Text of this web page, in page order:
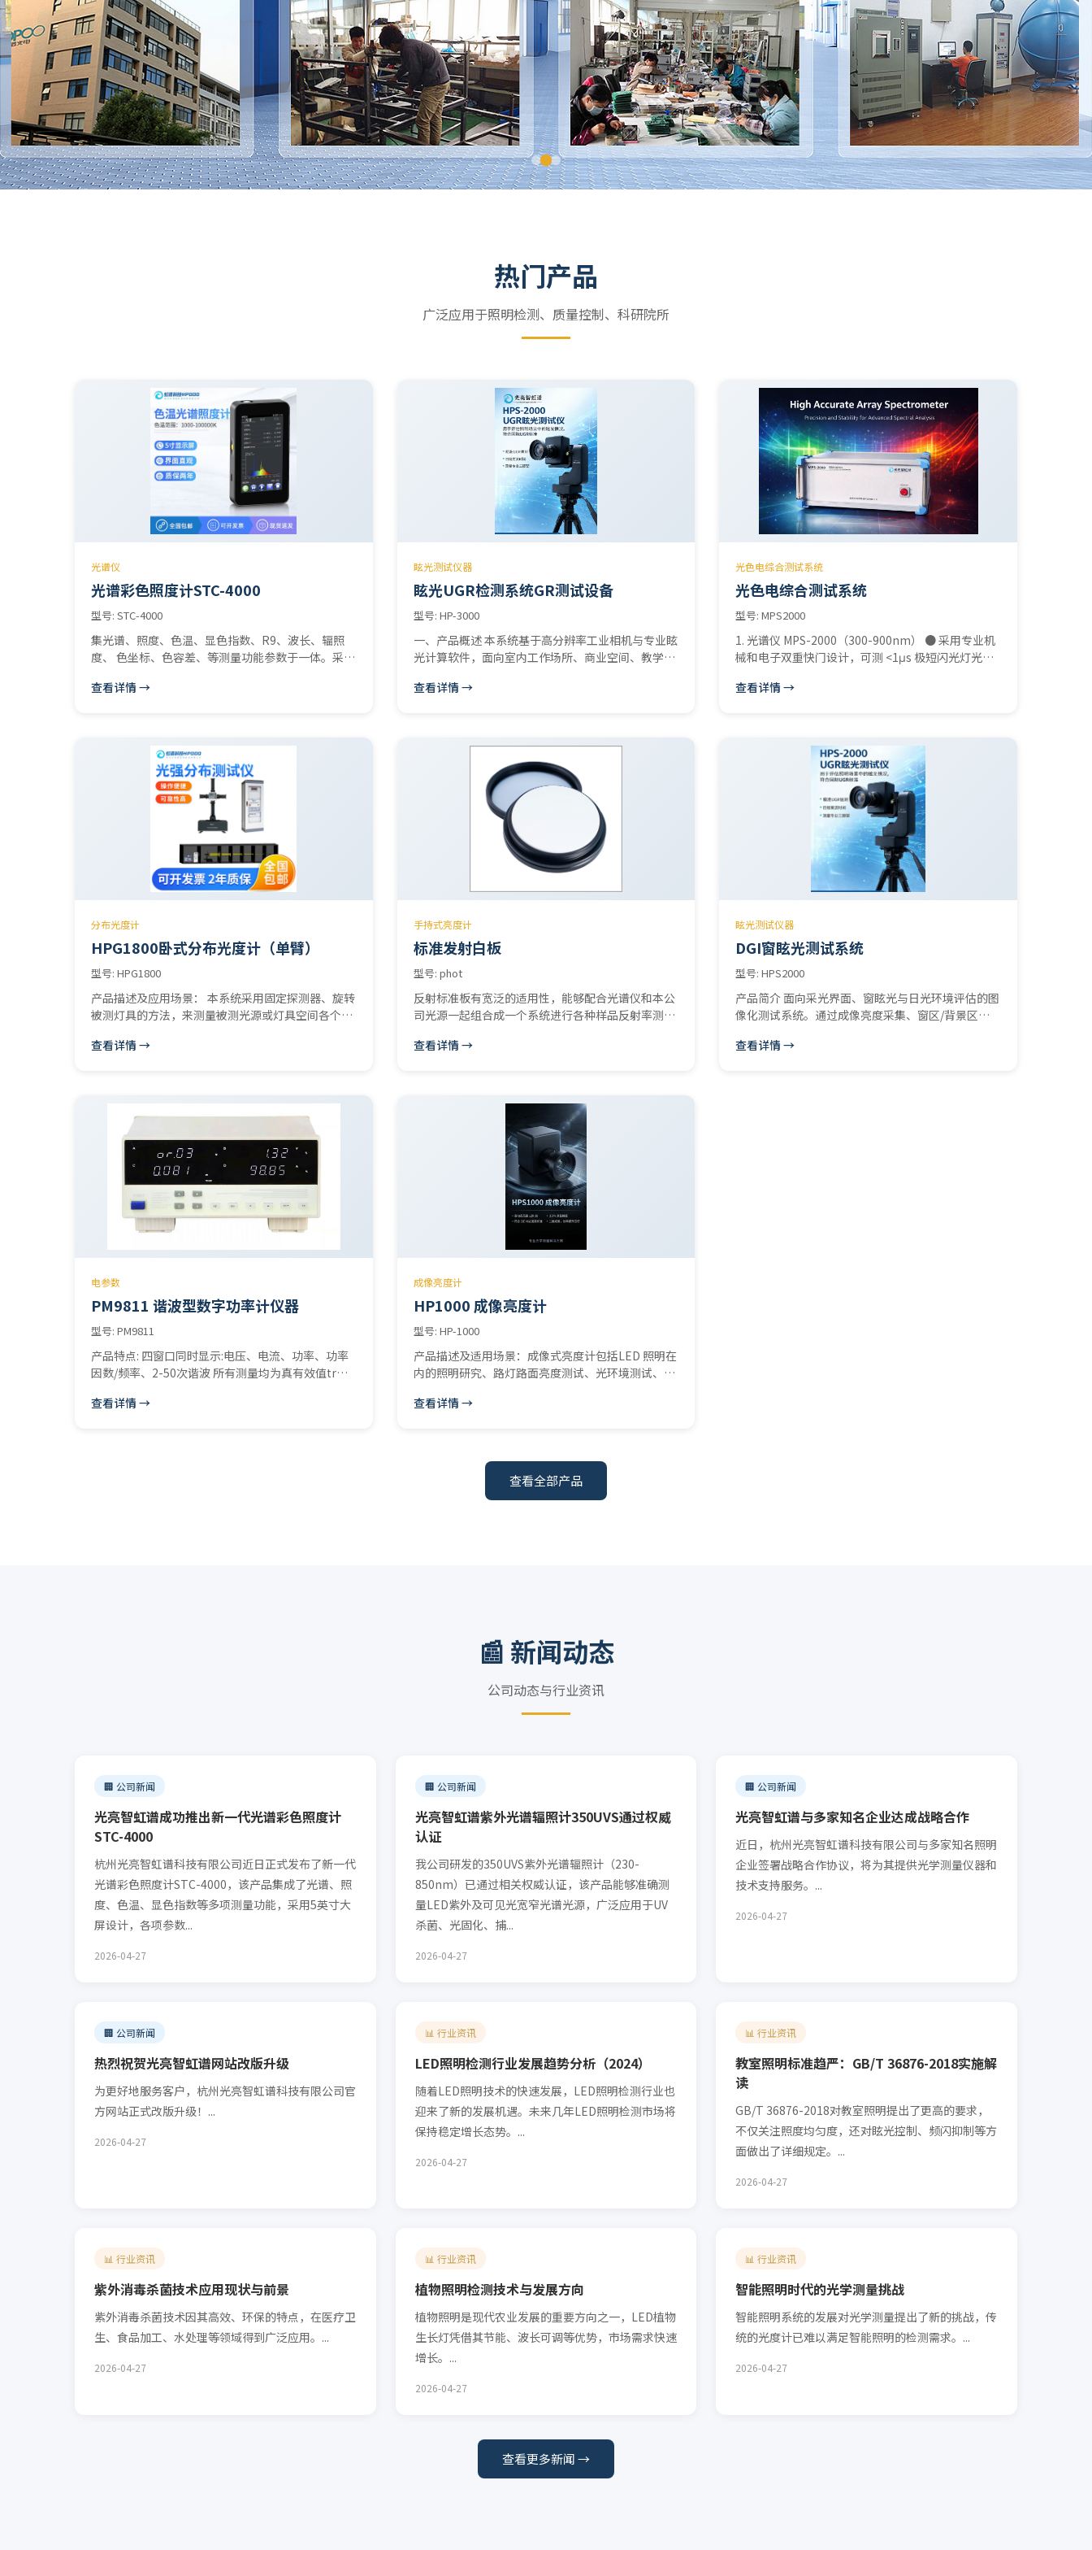
热门产品
广泛应用于照明检测、质量控制、科研院所
光谱仪
光谱彩色照度计STC-4000
型号: STC-4000
集光谱、照度、色温、显色指数、R9、波长、辐照
度、 色坐标、色容差、等测量功能参数于一体。采用
快捷。可测量LED等宽光谱光源 、也可以测量家用和
u,v,R1-R15,坐标 u',v',红色比 (%),峰值波长 (nm),绿
色比 (%),半宽度 (nm)蓝色比 (%)中心波长 (nm)明暗
视觉比S/P照度 (lx)CIE1931色度图烛光 (fc)CIE1960
色度图显色指数 CRI (Ra)CIE1976色度图色容差
SDCM色容差椭圆图型色纯度 (%）显色指数圆型图主
波长 (nm）光谱功率分布质心波长 (nm)CIE1931
查看详情 →
眩光测试仪器
眩光UGR检测系统GR测试设备
型号: HP-3000
一、产品概述 本系统基于高分辨率工业相机与专业眩
光计算软件，面向室内工作场所、商业空间、教学场
UGR（Unified Glare Rating，统一眩光值）室内眩
具识别与全自动 PDF 报告输出，为灯具厂家、工程
公司、第三方检测机构和甲方验收提供快速、客观、
可追溯的眩光测试解决方案。 产品名称：室内 / 体育
场馆 眩光测试系统（UGR / GR 综合测试仪） 产品型
号：HPS3000 生产单位：杭州光亮智虹谱科技有限
查看详情 →
光色电综合测试系统
光色电综合测试系统
型号: MPS2000
1. 光谱仪 MPS-2000（300-900nm） ● 采用专业机
械和电子双重快门设计，可测 <1μs 极短闪光灯光
HAMAMATSU（日本滨松）高灵敏度背照式精密阵列
通量、色品坐标、显色指数Ra/Ri、TM-30、电压/电
流/功率等参数。 植物灯光色电综合测度系统
查看详情 →
分布光度计
HPG1800卧式分布光度计（单臂）
型号: HPG1800
产品描述及应用场景： 本系统采用固定探测器、旋转
被测灯具的方法，来测量被测光源或灯具空间各个方
道路灯具、投光灯具、室内灯具、户外灯具等各种和
查看详情 →
手持式亮度计
标准发射白板
型号: phot
反射标准板有宽泛的适用性，能够配合光谱仪和本公
司光源一起组合成一个系统进行各种样品反射率测
率，陶瓷，毛面玻璃，塑料等等。 标准白板是用于反
用于紫外-可见-近红外（200-2500 nm）宽光谱谱
段，能够提供全谱段98%以上的反射率，是光谱测量
的必备附件之一。 当光线照射到白板表面，材料表面
产生Lambertian反射。光线扩散（diffuse）均匀。
白板外部嵌在一个外壳材料为阳极氧化铝盒里面，并
有带螺纹的盖子。具有防水、稳定性好的特性，在深
紫外应用下也没问题。 使用提示： 1、STD-WS表面
为PTFE材料，防止灰尘和手触摸。避免水洗。 2、
正常使用中难免污染材料表面，所以尽管小心保护，
但是长久使用仍然有可能导致表面污染。所以建议您
标准板采用PTFE材料，相对价格低廉的硫酸钡材
料，PTFE能够获得更好的Lambertian反射表面，更
高的反射率; 2、能获得更稳定的材质不会因为与空气
发生氧化反应而发黄变质; 3、轻微损坏和污染能够通
过表面打磨修复。
查看详情 →
眩光测试仪器
DGI窗眩光测试系统
型号: HPS2000
产品简介 面向采光界面、窗眩光与日光环境评估的图
像化测试系统。通过成像亮度采集、窗区/背景区分
适用场景 • 办公建筑窗眩光评估 • 学校、医院、科
查看详情 →
电参数
PM9811 谐波型数字功率计仪器
型号: PM9811
产品特点: 四窗口同时显示:电压、电流、功率、功率
因数/频率、2-50次谐波 所有测量均为真有效值trms
RS232通讯接口 标配谐波测试软件 适用于生产线测
查看详情 →
成像亮度计
HP1000 成像亮度计
型号: HP-1000
产品描述及适用场景：成像式亮度计包括LED 照明在
内的照明研究、路灯路面亮度测试、光环境测试、
上任一点的亮度,任一范围内亮度的平均值、最大值、
其他光源的亮度、亮度分布及均匀度。
查看详情 →
查看全部产品
📰 新闻动态
公司动态与行业资讯
🏢 公司新闻
光亮智虹谱成功推出新一代光谱彩色照度计
STC-4000
杭州光亮智虹谱科技有限公司近日正式发布了新一代
光谱彩色照度计STC-4000，该产品集成了光谱、照
度、色温、显色指数等多项测量功能，采用5英寸大
屏设计，各项参数...
2026-04-27
🏢 公司新闻
光亮智虹谱紫外光谱辐照计350UVS通过权威
认证
我公司研发的350UVS紫外光谱辐照计（230-
850nm）已通过相关权威认证，该产品能够准确测
量LED紫外及可见光宽窄光谱光源，广泛应用于UV
杀菌、光固化、捕...
2026-04-27
🏢 公司新闻
光亮智虹谱与多家知名企业达成战略合作
近日，杭州光亮智虹谱科技有限公司与多家知名照明
企业签署战略合作协议，将为其提供光学测量仪器和
技术支持服务。...
2026-04-27
🏢 公司新闻
热烈祝贺光亮智虹谱网站改版升级
为更好地服务客户，杭州光亮智虹谱科技有限公司官
方网站正式改版升级！...
2026-04-27
📊 行业资讯
LED照明检测行业发展趋势分析（2024）
随着LED照明技术的快速发展，LED照明检测行业也
迎来了新的发展机遇。未来几年LED照明检测市场将
保持稳定增长态势。...
2026-04-27
📊 行业资讯
教室照明标准趋严：GB/T 36876-2018实施解
读
GB/T 36876-2018对教室照明提出了更高的要求，
不仅关注照度均匀度，还对眩光控制、频闪抑制等方
面做出了详细规定。...
2026-04-27
📊 行业资讯
紫外消毒杀菌技术应用现状与前景
紫外消毒杀菌技术因其高效、环保的特点，在医疗卫
生、食品加工、水处理等领域得到广泛应用。...
2026-04-27
📊 行业资讯
植物照明检测技术与发展方向
植物照明是现代农业发展的重要方向之一，LED植物
生长灯凭借其节能、波长可调等优势，市场需求快速
增长。...
2026-04-27
📊 行业资讯
智能照明时代的光学测量挑战
智能照明系统的发展对光学测量提出了新的挑战，传
统的光度计已难以满足智能照明的检测需求。...
2026-04-27
查看更多新闻 →